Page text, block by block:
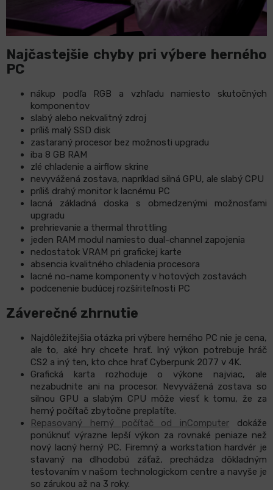
Najčastejšie chyby pri výbere herného
PC
nákup podľa RGB a vzhľadu namiesto skutočných
komponentov
slabý alebo nekvalitný zdroj
príliš malý SSD disk
zastaraný procesor bez možnosti upgradu
iba 8 GB RAM
zlé chladenie a airflow skrine
nevyvážená zostava, napríklad silná GPU, ale slabý CPU
príliš drahý monitor k lacnému PC
lacná základná doska s obmedzenými možnosťami
upgradu
prehrievanie a thermal throttling
jeden RAM modul namiesto dual-channel zapojenia
nedostatok VRAM pri grafickej karte
absencia kvalitného chladenia procesora
lacné no-name komponenty v hotových zostavách
podcenenie budúcej rozšíriteľnosti PC
Záverečné zhrnutie
Najdôležitejšia otázka pri výbere herného PC nie je cena,
ale to, aké hry chcete hrať. Iný výkon potrebuje hráč
CS2 a iný ten, kto chce hrať Cyberpunk 2077 v 4K.
Grafická karta rozhoduje o výkone najviac, ale
nezabudnite ani na procesor. Nevyvážená zostava so
silnou GPU a slabým CPU môže viesť k tomu, že za
herný počítač zbytočne preplatíte.
Repasovaný herný počítač od inComputer dokáže
ponúknuť výrazne lepší výkon za rovnaké peniaze než
nový lacný herný PC. Firemný a workstation hardvér je
stavaný na dlhodobú záťaž, prechádza dôkladným
testovaním v našom technologickom centre a navyše je
so zárukou až na 3 roky.